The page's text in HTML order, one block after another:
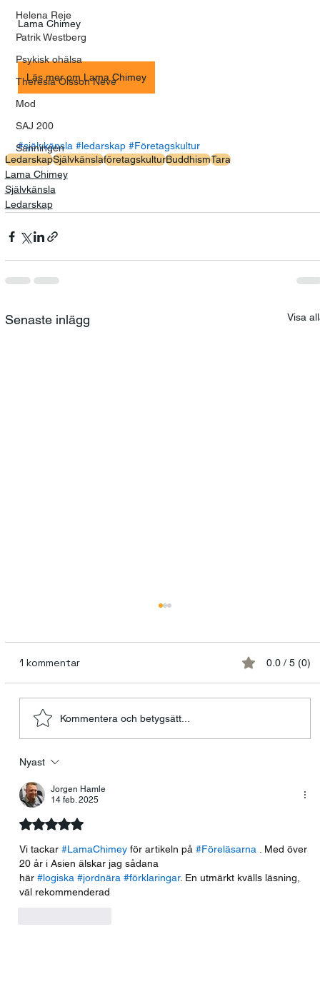
Helena Reje
Patrik Westberg
Psykisk ohälsa
Theresia Olsson Neve
Mod
SAJ 200
Sanningen
Lama Chimey
Läs mer om Lama Chimey
#självkänsla #ledarskap #Företagskultur
LedarskapSjälvkänslaföretagskulturBuddhismTara
Lama Chimey
Självkänsla
Ledarskap
Senaste inlägg Visa
tyranni
1 kommentar 0.0 / 5 (0)
Kommentera och betygsätt...
Nyast
Jorgen Hamle
14 feb. 2025
Betygsatt till 5 av 5 stjärnor.
Vi tackar #LamaChimey för artikeln på #Föreläsarna . Med över
20 år i Asien älskar jag sådana
här #logiska #jordnära #förklaringar. En utmärkt kvälls läsning,
väl rekommenderad